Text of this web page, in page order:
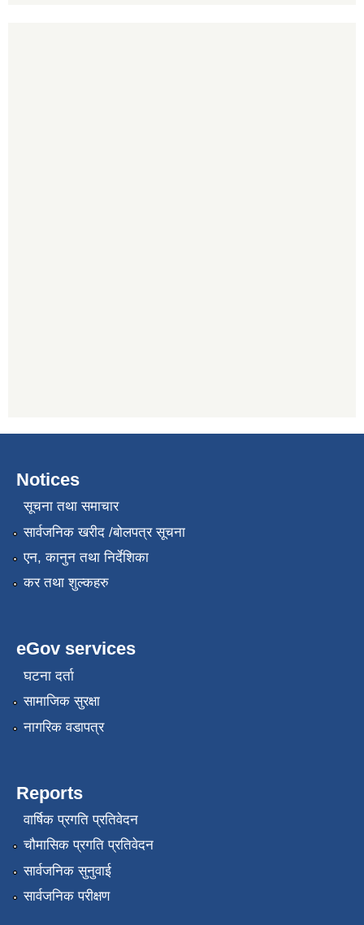
Notices
सूचना तथा समाचार
सार्वजनिक खरीद /बोलपत्र सूचना
एन, कानुन तथा निर्देशिका
कर तथा शुल्कहरु
eGov services
घटना दर्ता
सामाजिक सुरक्षा
नागरिक वडापत्र
Reports
वार्षिक प्रगति प्रतिवेदन
चौमासिक प्रगति प्रतिवेदन
सार्वजनिक सुनुवाई
सार्वजनिक परीक्षण